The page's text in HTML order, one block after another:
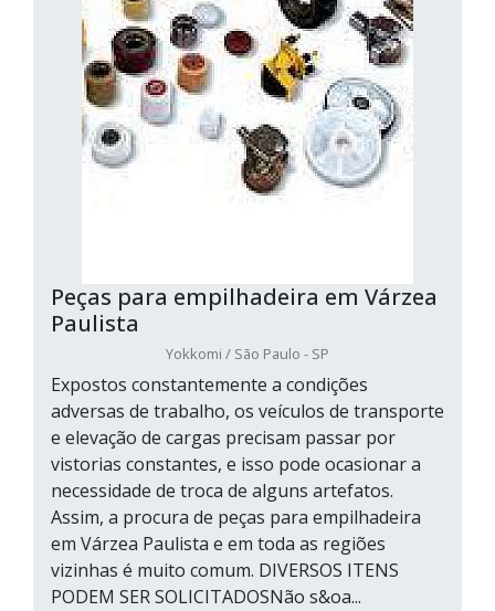
Peças para empilhadeira em Várzea
Paulista
Yokkomi / São Paulo - SP
Expostos constantemente a condições
adversas de trabalho, os veículos de transporte
e elevação de cargas precisam passar por
vistorias constantes, e isso pode ocasionar a
necessidade de troca de alguns artefatos.
Assim, a procura de peças para empilhadeira
em Várzea Paulista e em toda as regiões
vizinhas é muito comum. DIVERSOS ITENS
PODEM SER SOLICITADOSNão s&oa...